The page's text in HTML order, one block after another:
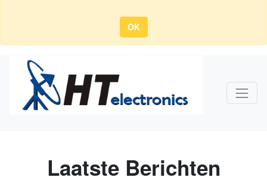
OK
Laatste Berichten